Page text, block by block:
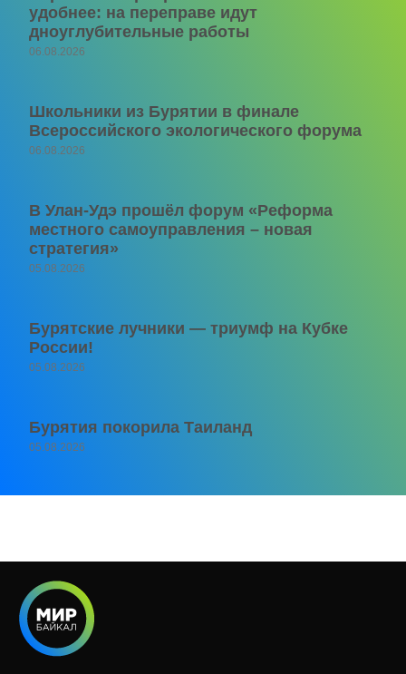
удобнее: на переправе идут
дноуглубительные работы
06.08.2026
Школьники из Бурятии в финале
Всероссийского экологического форума
06.08.2026
В Улан-Удэ прошёл форум «Реформа
местного самоуправления – новая
стратегия»
05.08.2026
Бурятские лучники — триумф на Кубке
России!
05.08.2026
Бурятия покорила Таиланд
05.08.2026